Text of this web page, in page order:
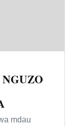
mdau